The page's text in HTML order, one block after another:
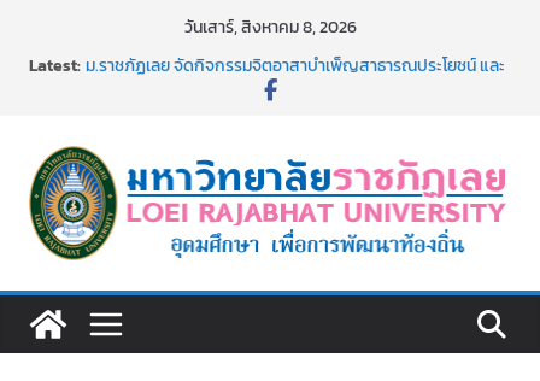
วันเสาร์, สิงหาคม 8, 2026
Latest:ม.ราชภัฏเลย จัดกิจกรรมจิตอาสาบำเพ็ญสาธารณประโยชน์ และ
เงินรายได้
ม.ราชภัฏเลย จัดมหกรรมวิชาการ เปิดบ้าน LRU ครั้งที่ 4 เปิดให้
นักเรียนมัธยมปลายค้นหาสาขาวิชาในฝัน สู่อนาคตที่ใช่
อธิการบดี มรภ.เลย ร่วมประชุมชี้แจงกับคณะอนุกรรมาธิการ
ประจำปีงบประมาณ พ.ศ. 2570
๑,๙๗๒ ชุด โดยวิธีเฉพาะเจาะจง